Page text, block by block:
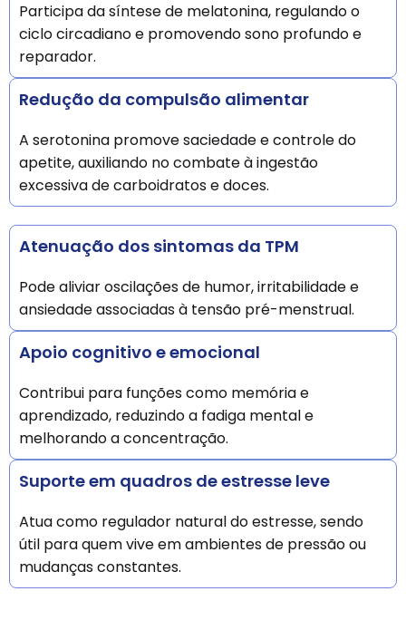
Participa da síntese de melatonina, regulando o
ciclo circadiano e promovendo sono profundo e
reparador.
Redução da compulsão alimentar
A serotonina promove saciedade e controle do
apetite, auxiliando no combate à ingestão
excessiva de carboidratos e doces.
Atenuação dos sintomas da TPM
Pode aliviar oscilações de humor, irritabilidade e
ansiedade associadas à tensão pré-menstrual.
Apoio cognitivo e emocional
Contribui para funções como memória e
aprendizado, reduzindo a fadiga mental e
melhorando a concentração.
Suporte em quadros de estresse leve
Atua como regulador natural do estresse, sendo
útil para quem vive em ambientes de pressão ou
mudanças constantes.